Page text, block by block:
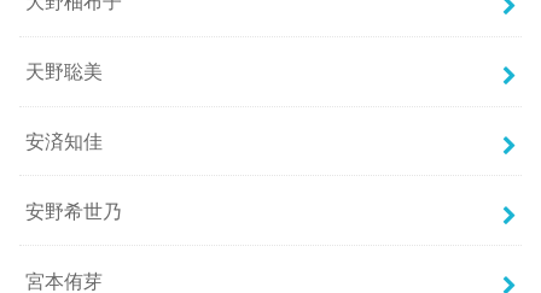
天野聡美
安済知佳
安野希世乃
宮本侑芽